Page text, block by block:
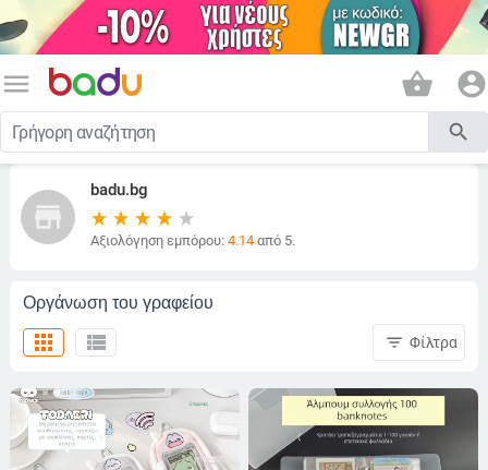
menu shopping_basket account_circle
search
store
badu.bg
Αξιολόγηση εμπόρου: 4.14από 5.
Οργάνωση του γραφείου
view_list
apps filter_list Φίλτρα